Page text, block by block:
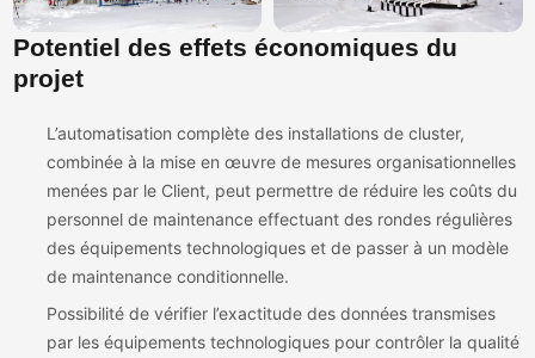
Potentiel des effets économiques du
projet
L’automatisation complète des installations de cluster,
combinée à la mise en œuvre de mesures organisationnelles
menées par le Client, peut permettre de réduire les coûts du
personnel de maintenance effectuant des rondes régulières
des équipements technologiques et de passer à un modèle
de maintenance conditionnelle.
Possibilité de vérifier l’exactitude des données transmises
par les équipements technologiques pour contrôler la qualité